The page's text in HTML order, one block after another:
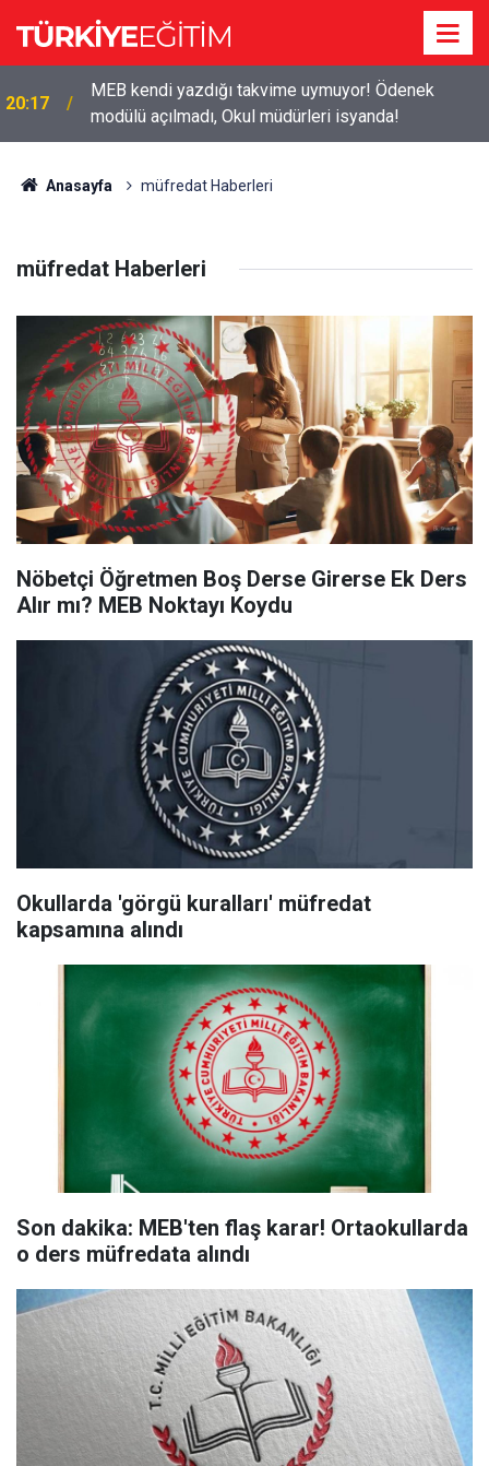
20:17
MEB kendi yazdığı takvime uymuyor! Ödenek
modülü açılmadı, Okul müdürleri isyanda!
19:50
2026-2027 ücretli öğretmenlik: Kimler başvurabilir,
nasıl yapılır?
Anasayfa müfredat Haberleri
müfredat Haberleri
Nöbetçi Öğretmen Boş Derse Girerse Ek Ders
Alır mı? MEB Noktayı Koydu
Okullarda 'görgü kuralları' müfredat
kapsamına alındı
Son dakika: MEB'ten flaş karar! Ortaokullarda
o ders müfredata alındı